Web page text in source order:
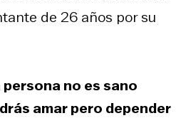
de 26 años por su
persona no es sano
amar pero depender